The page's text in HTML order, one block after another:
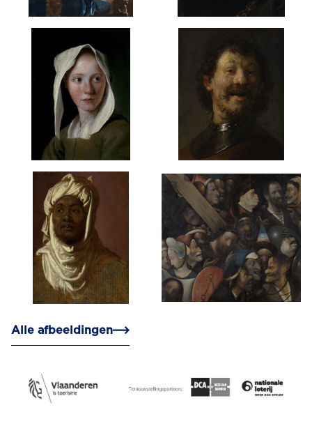
Alle afbeeldingen